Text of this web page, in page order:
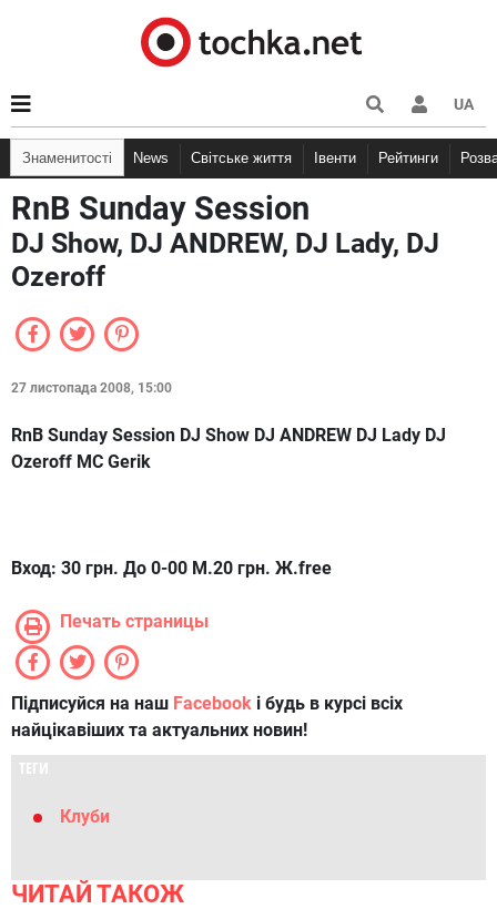
UA
Знаменитості News Світське життя Івенти Рейтинги
RnB Sunday Session
DJ Show, DJ ANDREW, DJ Lady, DJ
Ozeroff
27 листопада 2008, 15:00
RnB Sunday Session DJ Show DJ ANDREW DJ Lady DJ
Ozeroff MC Gerik
Вход: 30 грн. До 0-00 М.20 грн. Ж.free
Печать страницы
Підписуйся на наш Facebook і будь в курсі всіх
найцікавіших та актуальних новин!
ТЕГИ
Клуби
ЧИТАЙ ТАКОЖ